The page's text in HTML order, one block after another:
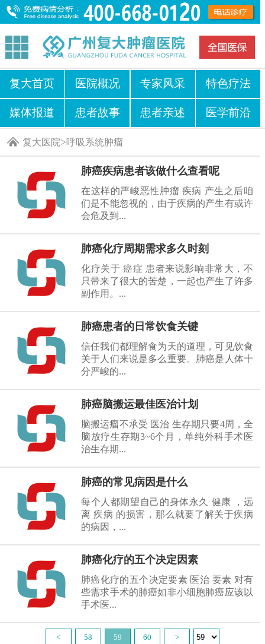
复大首页 医院概况 专家风采 特色疗法
媒体报道 患者故事 患者亲述 医学前沿
复大医院>呼吸系统肿瘤
肺癌疾病患者该做什么查看呢
在这样的严峻恶性肿瘤 疾病 产生之后咱
们是不能忽视的，由于疾病的产生有或许
会危及到...
肺癌化疗周期需求多久时刻
化疗关于 癌症 患者来说影响非常大，不
只带来了很大的苦楚，一起也产生了许多
副作用。...
肺癌患者的日常饮食关键
信任我们都理解食为天的道理，可见饮食
关于人们来说是多么重要。肺癌是人体十
分严峻的...
肺癌脑搬运最佳医治计划
脑搬运瘤不承受 医治 生存期只要4周，全
脑放疗生存期3~6个月，单纯外科手术医
治生存期...
肺癌的常见病因是什么
每个人都期望自己的身体永久 健康 ，远
离 疾病 的损害，那么就要了解关于疾病
的病因，...
肺癌化疗的五个决定因素
肺癌化疗的五个决定要素 医治 要素 对有
些需求手术的肺癌如非小细胞肺癌应该以
手术医...
< 58 59 60 >